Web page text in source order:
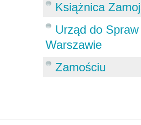
Książnica
Urząd do
Warszawie
Zamościu